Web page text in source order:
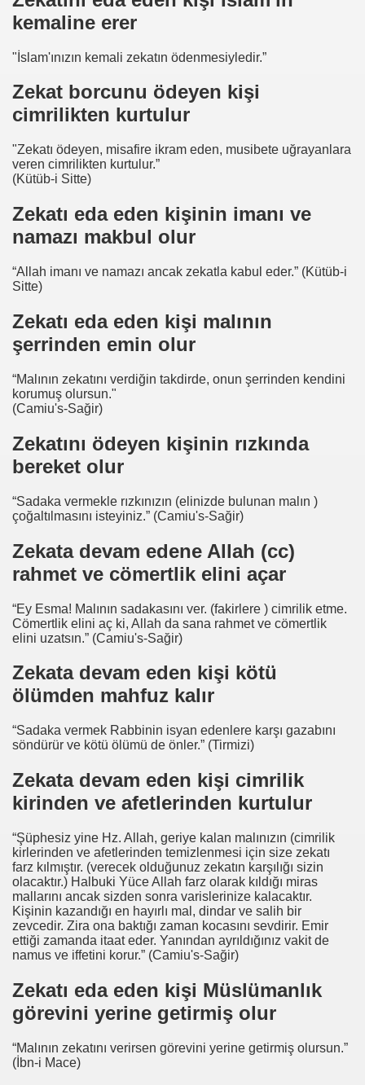
kemaline erer
"İslam'ınızın kemali zekatın ödenmesiyledir.”
Zekat borcunu ödeyen kişi
cimrilikten kurtulur
"Zekatı ödeyen, misafire ikram eden, musibete uğrayanlara
veren cimrilikten kurtulur.”
(Kütüb-i Sitte)
Zekatı eda eden kişinin imanı ve
namazı makbul olur
“Allah imanı ve namazı ancak zekatla kabul eder.” (Kütüb-i
Sitte)
Zekatı eda eden kişi malının
şerrinden emin olur
“Malının zekatını verdiğin takdirde, onun şerrinden kendini
korumuş olursun."
(Camiu's-Sağir)
Zekatını ödeyen kişinin rızkında
bereket olur
“Sadaka vermekle rızkınızın (elinizde bulunan malın )
çoğaltılmasını isteyiniz.” (Camiu's-Sağir)
Zekata devam edene Allah (cc)
rahmet ve cömertlik elini açar
“Ey Esma! Malının sadakasını ver. (fakirlere ) cimrilik etme.
Cömertlik elini aç ki, Allah da sana rahmet ve cömertlik
elini uzatsın.” (Camiu's-Sağir)
Zekata devam eden kişi kötü
ölümden mahfuz kalır
“Sadaka vermek Rabbinin isyan edenlere karşı gazabını
söndürür ve kötü ölümü de önler.” (Tirmizi)
Zekata devam eden kişi cimrilik
kirinden ve afetlerinden kurtulur
“Şüphesiz yine Hz. Allah, geriye kalan malınızın (cimrilik
kirlerinden ve afetlerinden temizlenmesi için size zekatı
farz kılmıştır. (verecek olduğunuz zekatın karşılığı sizin
olacaktır.) Halbuki Yüce Allah farz olarak kıldığı miras
mallarını ancak sizden sonra varislerinize kalacaktır.
Kişinin kazandığı en hayırlı mal, dindar ve salih bir
zevcedir. Zira ona baktığı zaman kocasını sevdirir. Emir
ettiği zamanda itaat eder. Yanından ayrıldığınız vakit de
namus ve iffetini korur.” (Camiu's-Sağir)
Zekatı eda eden kişi Müslümanlık
görevini yerine getirmiş olur
“Malının zekatını verirsen görevini yerine getirmiş olursun.”
(İbn-i Mace)